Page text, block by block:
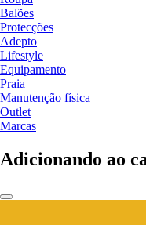
Balões
Protecções
Adepto
Lifestyle
Equipamento
Praia
Manutenção física
Outlet
Marcas
Adicionando ao